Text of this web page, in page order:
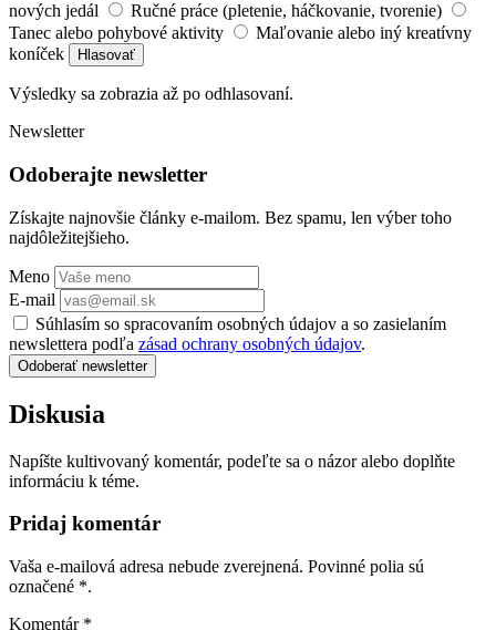
nových jedál
Ručné práce (pletenie, háčkovanie, tvorenie)
Tanec alebo pohybové aktivity
Maľovanie alebo iný kreatívny
koníček
Hlasovať
Výsledky sa zobrazia až po odhlasovaní.
Newsletter
Odoberajte newsletter
Získajte najnovšie články e-mailom. Bez spamu, len výber toho
najdôležitejšieho.
Meno
E-mail
Súhlasím so spracovaním osobných údajov a so zasielaním
newslettera podľa zásad ochrany osobných údajov.
Odoberať newsletter
Diskusia
Napíšte kultivovaný komentár, podeľte sa o názor alebo doplňte
informáciu k téme.
Pridaj komentár
Vaša e-mailová adresa nebude zverejnená. Povinné polia sú
označené *.
Komentár *